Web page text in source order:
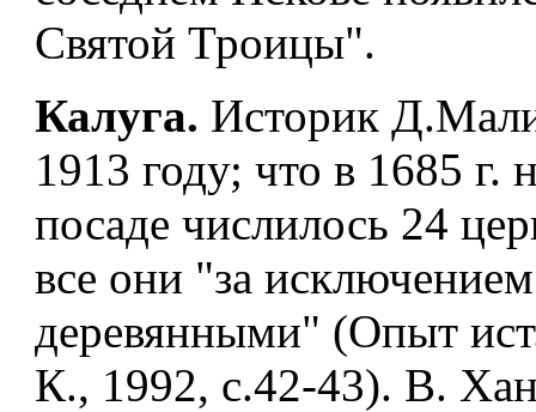
Святой Троицы".
Калуга. Историк
1913 году; что в 1685 г.
посаде числилось 24
все они "за
деревянными" (Опыт
К., 1992, с.42-43). В.